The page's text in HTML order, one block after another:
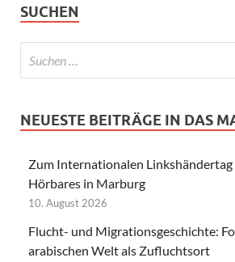
SUCHEN
NEUESTE BEITRÄGE IN DAS
Zum Internationalen Linkshändertag
Hörbares in Marburg
10. August 2026
Flucht- und Migrationsgeschichte:
arabischen Welt als Zufluchtsort